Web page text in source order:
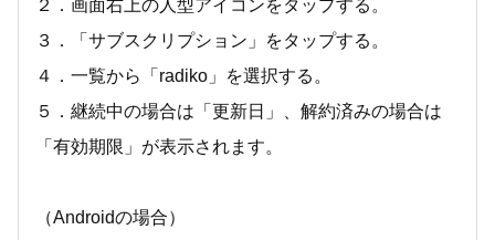
２．画面右上の人型アイコンをタップする。
３．「サブスクリプション」をタップする。
４．一覧から「radiko」を選択する。
５．継続中の場合は「更新日」、解約済みの場合は
「有効期限」が表示されます。
（Androidの場合）